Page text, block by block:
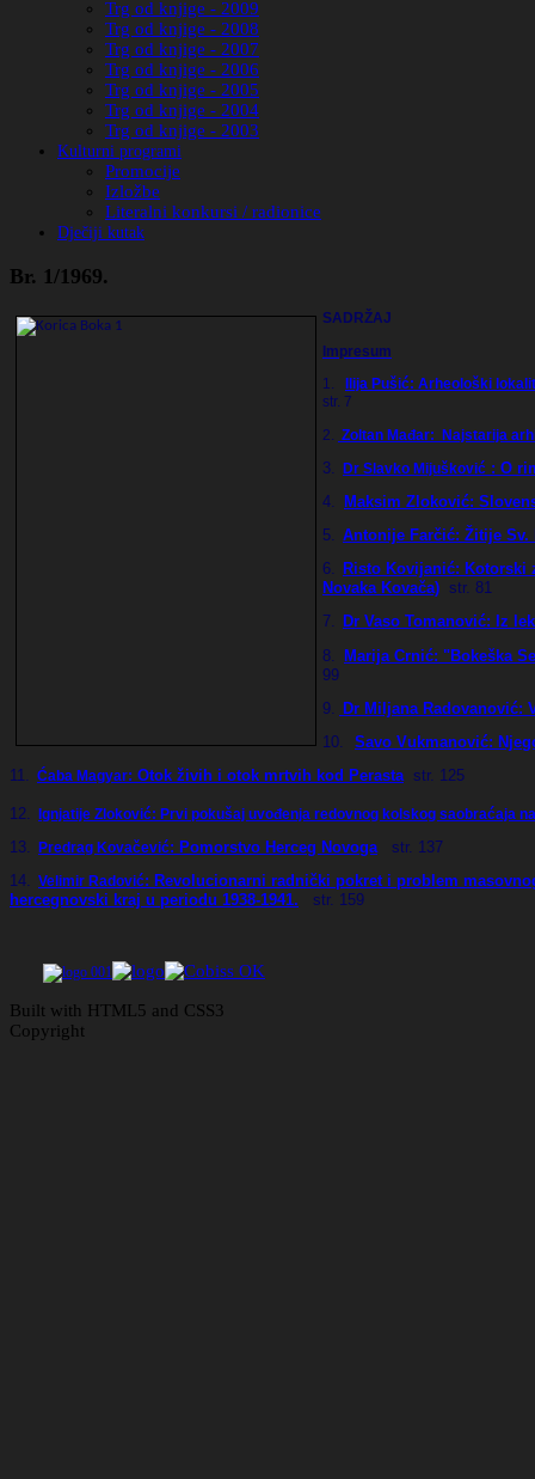
Trg od knjige - 2009
Trg od knjige - 2008
Trg od knjige - 2007
Trg od knjige - 2006
Trg od knjige - 2005
Trg od knjige - 2004
Trg od knjige - 2003
Kulturni programi
Promocije
Izložbe
Literalni konkursi / radionice
Dječiji kutak
Br. 1/1969.
SADRŽAJ
Impresum
1.
Ilija Pušić: Arheološki
str. 7
2.
Zoltan Mađar: Najstarija
3. Dr Slavko Mijušković : O
4.
Maksim Zloković:
5. Antonije Farčić: Žitije
6. Risto Kovijanić: Kotorski
Novaka Kovača) str. 81
7. Dr Vaso Tomanović: Iz
8.
Marija Crnić: "Bokeška
99
9.
Dr Miljana Radovanović:
10.
Savo Vukmanović:
11.
Ćaba Magyar: Otok živih i otok mrtvih kod Perasta str. 125
12. Ignjatije Zloković: Prvi pokušaj uvođenja redovnog kolskog saobraćaja
13. Predrag Kovačević: Pomorstvo Herceg Novoga str. 137
14. Velimir Radović: Revolucionarni radnički pokret i problem
hercegnovski kraj u periodu 1938-1941.
str. 159
Built with HTML5 and CSS3
Copyright